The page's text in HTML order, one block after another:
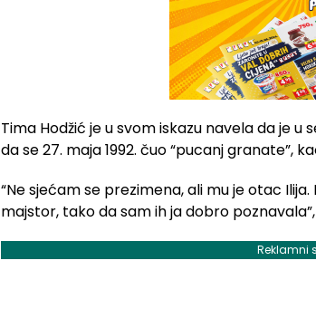
Tima Hodžić je u svom iskazu navela da je u
da se 27. maja 1992. čuo “pucanj granate”,
“Ne sjećam se prezimena, ali mu je otac
majstor, tako da sam ih ja dobro
Reklamni